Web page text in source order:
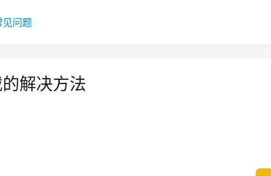
见问题
解决方法